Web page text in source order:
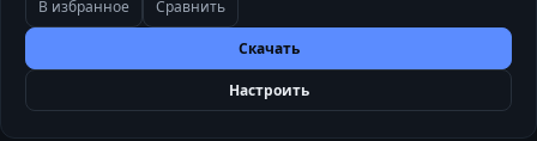
В избранное Сравнить
Скачать
Настроить